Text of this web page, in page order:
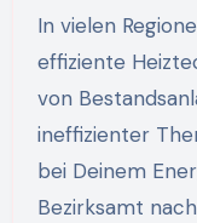
In vielen
effiziente
von
ineffizienter
bei Deinem
Bezirksamt